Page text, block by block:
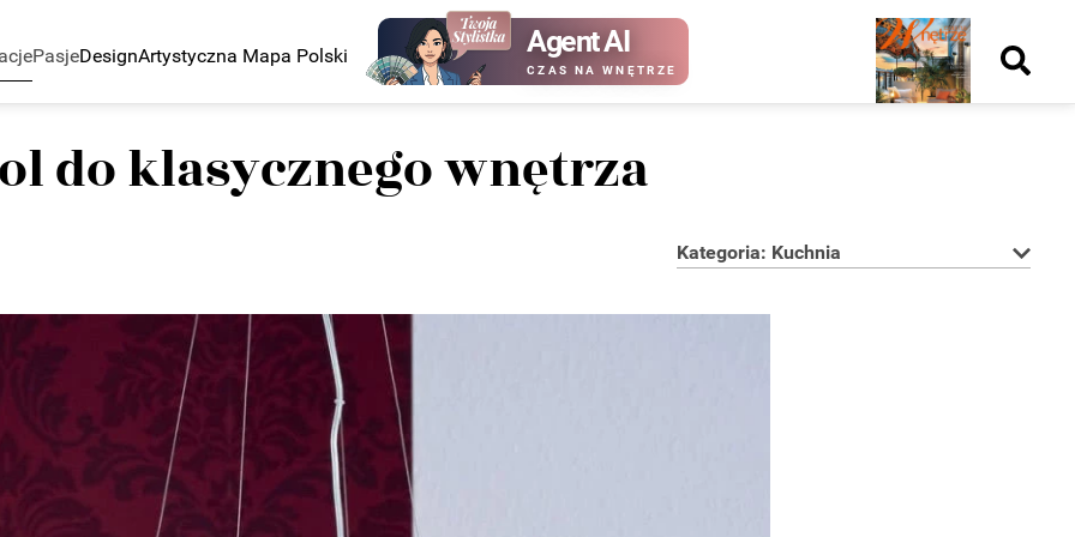
PasjeDesignArtystyczna Mapa Polski Agent AI
CZAS NA WNĘTRZE
Nowy
numer
kup ten
do klasycznego wnętrza
Kategoria: Kuchnia